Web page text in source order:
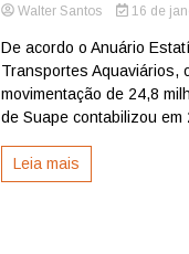
Walter Santos 16 de
De acordo o Anuário
Transportes Aquaviários,
movimentação de 24,8
de Suape contabilizou em
Leia mais